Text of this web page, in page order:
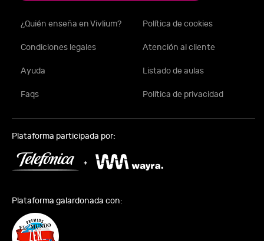
¿Quién enseña en Vivlium? Política de cookies
Condiciones legales Atención al cliente
Ayuda Listado de aulas
Faqs Política de privacidad
Plataforma participada por:
Plataforma galardonada con: